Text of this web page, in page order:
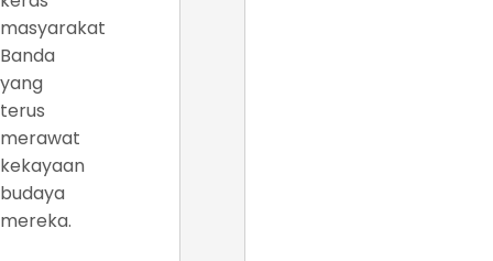
masyarakat
Banda
yang
terus
merawat
kekayaan
budaya
mereka.